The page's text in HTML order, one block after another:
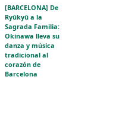
[BARCELONA] De
Ryūkyū a la
Sagrada Familia:
Okinawa lleva su
danza y música
tradicional al
corazón de
Barcelona